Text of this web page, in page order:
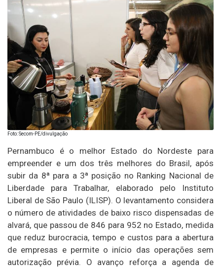
Foto: Secom-PE/divulgação
Pernambuco é o melhor Estado do Nordeste para
empreender e um dos três melhores do Brasil, após
subir da 8ª para a 3ª posição no Ranking Nacional de
Liberdade para Trabalhar, elaborado pelo Instituto
Liberal de São Paulo (ILISP). O levantamento considera
o número de atividades de baixo risco dispensadas de
alvará, que passou de 846 para 952 no Estado, medida
que reduz burocracia, tempo e custos para a abertura
de empresas e permite o início das operações sem
autorização prévia. O avanço reforça a agenda de